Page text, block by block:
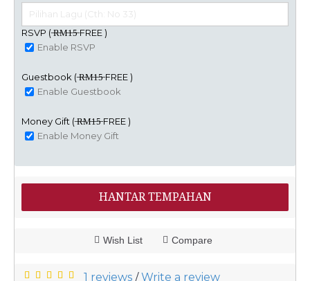
RSVP ( ̶R̶M̶1̶5̶ FREE )
Enable RSVP
Guestbook ( ̶R̶M̶1̶5̶ FREE )
Enable Guestbook
Money Gift ( ̶R̶M̶1̶5̶ FREE )
Enable Money Gift
HANTAR TEMPAHAN
Wish List Compare
1 reviews /Write a review